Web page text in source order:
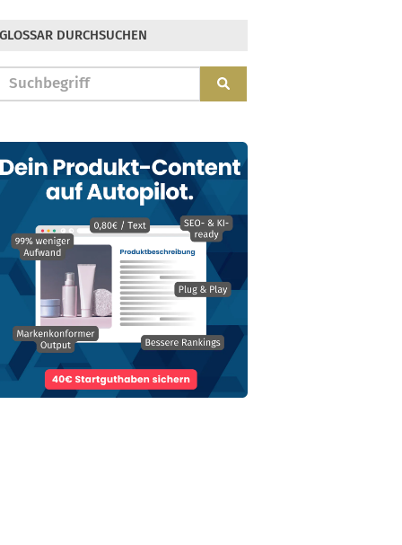
GLOSSAR DURCHSUCHEN